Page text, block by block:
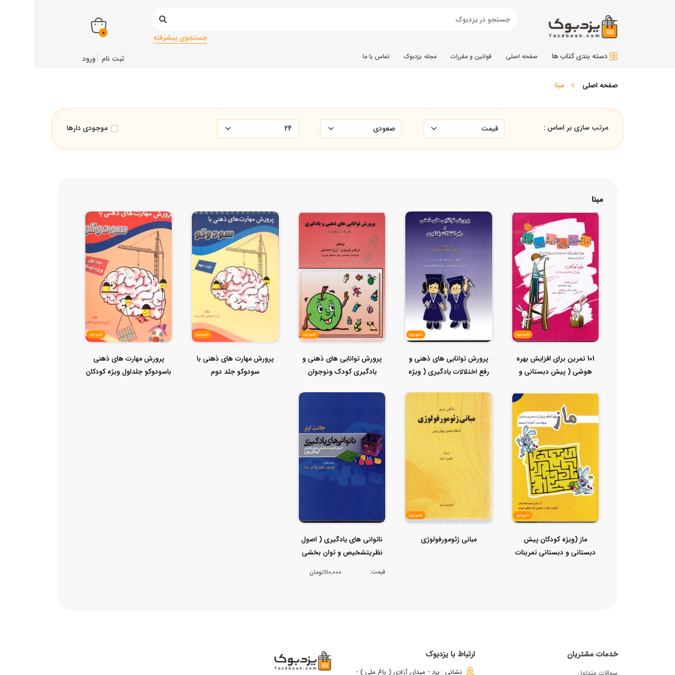
جستجوی پیشرفته 0
دسته بندی کتاب ها صفحه اصلی قوانین و مقررات مجله یزدبوک تماس با ما ثبت نام ورود
صفحه اصلی مبنا
مرتب سازی بر اساس : موجودی دارها
مبنا
ناموجود
101 تمرین برای افزایش بهره
هوشی ( پیش دبستانی و
ناموجود
پرورش توانایی های ذهنی و
رفع اختلالات یادگیری ( ویژه
ناموجود
پرورش توانایی های ذهنی و
یادگیری کودک ونوجوان
ناموجود
پرورش مهارت های ذهنی با
سودوکو جلد دوم
ناموجود
پرورش مهارت های ذهنی
باسودوکو جلداول ویژه کودکان
ناموجود
ماز (ویژه کودکان پیش
دبستانی و دبستانی تمرینات
ناموجود
مبانی ژئومورفولوژی
ناتوانی های یادگیری ( اصول
نظریتشخیص و توان بخشی
قیمت: 110,000تومان
خدمات مشتریان ارتباط با یزدبوک
نشانی : یزد - میدان آزادی ( باغ ملی ) -